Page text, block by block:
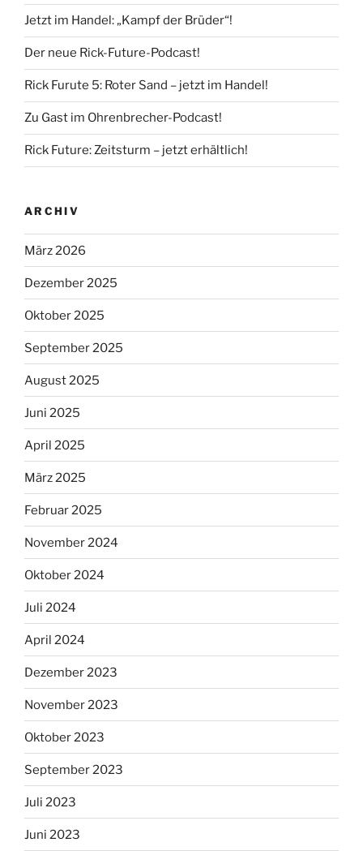
Jetzt im Handel: „Kampf der Brüder“!
Der neue Rick-Future-Podcast!
Rick Furute 5: Roter Sand – jetzt im Handel!
Zu Gast im Ohrenbrecher-Podcast!
Rick Future: Zeitsturm – jetzt erhältlich!
ARCHIV
März 2026
Dezember 2025
Oktober 2025
September 2025
August 2025
Juni 2025
April 2025
März 2025
Februar 2025
November 2024
Oktober 2024
Juli 2024
April 2024
Dezember 2023
November 2023
Oktober 2023
September 2023
Juli 2023
Juni 2023